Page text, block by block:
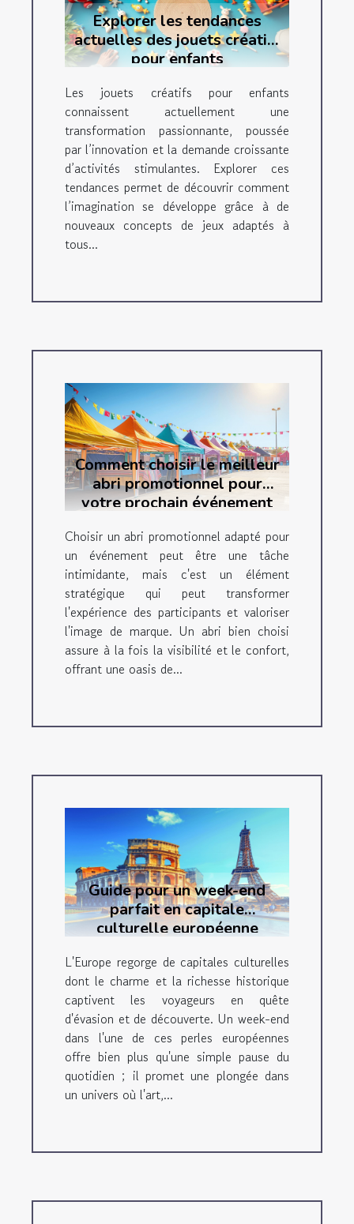
Explorer les tendances
actuelles des jouets créatifs
pour enfants
Les jouets créatifs pour enfants
connaissent actuellement une
transformation passionnante, poussée
par l’innovation et la demande croissante
d’activités stimulantes. Explorer ces
tendances permet de découvrir comment
l’imagination se développe grâce à de
nouveaux concepts de jeux adaptés à
tous...
Comment choisir le meilleur
abri promotionnel pour
votre prochain événement
Choisir un abri promotionnel adapté pour
un événement peut être une tâche
intimidante, mais c'est un élément
stratégique qui peut transformer
l'expérience des participants et valoriser
l'image de marque. Un abri bien choisi
assure à la fois la visibilité et le confort,
offrant une oasis de...
Guide pour un week-end
parfait en capitale
culturelle européenne
L'Europe regorge de capitales culturelles
dont le charme et la richesse historique
captivent les voyageurs en quête
d'évasion et de découverte. Un week-end
dans l'une de ces perles européennes
offre bien plus qu'une simple pause du
quotidien ; il promet une plongée dans
un univers où l'art,...